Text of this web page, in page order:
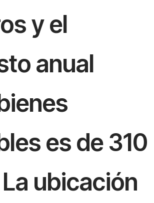
y el
anual
es de 310
ubicación